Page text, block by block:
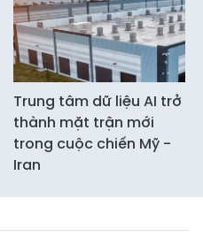
Trung tâm dữ liệu AI trở
thành mặt trận mới
trong cuộc chiến Mỹ -
Iran